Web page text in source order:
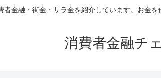
金融・街金・サラ金を紹介しています。お金
消費者金融チ